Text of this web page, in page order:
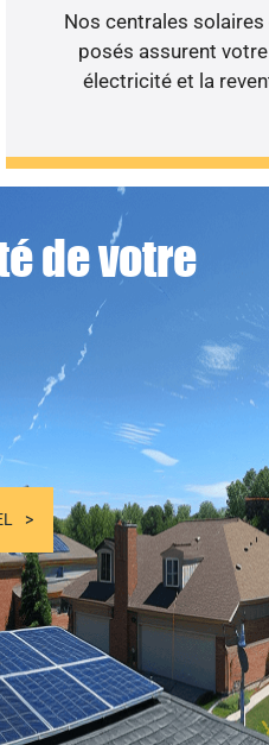
Nos centrales solaires
posés assurent
électricité et la
de votre